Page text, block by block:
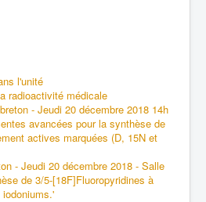
l'unité
radioactivité médicale
- Jeudi 20 décembre 2018 14h
avancées pour la synthèse de
actives marquées (D, 15N et
- Jeudi 20 décembre 2018 - Salle
de 3/5-[18F]Fluoropyridines à